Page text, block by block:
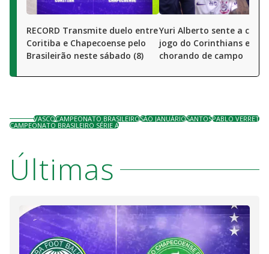
RECORD Transmite duelo entre
Coritiba e Chapecoense pelo
Brasileirão neste sábado (8)
Yuri Alberto sente a coxa
jogo do Corinthians e sai
chorando de campo
VASCOCAMPEONATO BRASILEIROSÃO JANUÁRIOSANTOSPABLO VERRET
CAMPEONATO BRASILEIRO SÉRIE A
Últimas